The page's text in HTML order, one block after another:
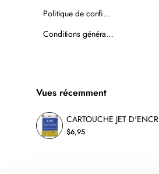
Politique de confidentialité
Conditions générales de vente
Vues récemment
$6,95